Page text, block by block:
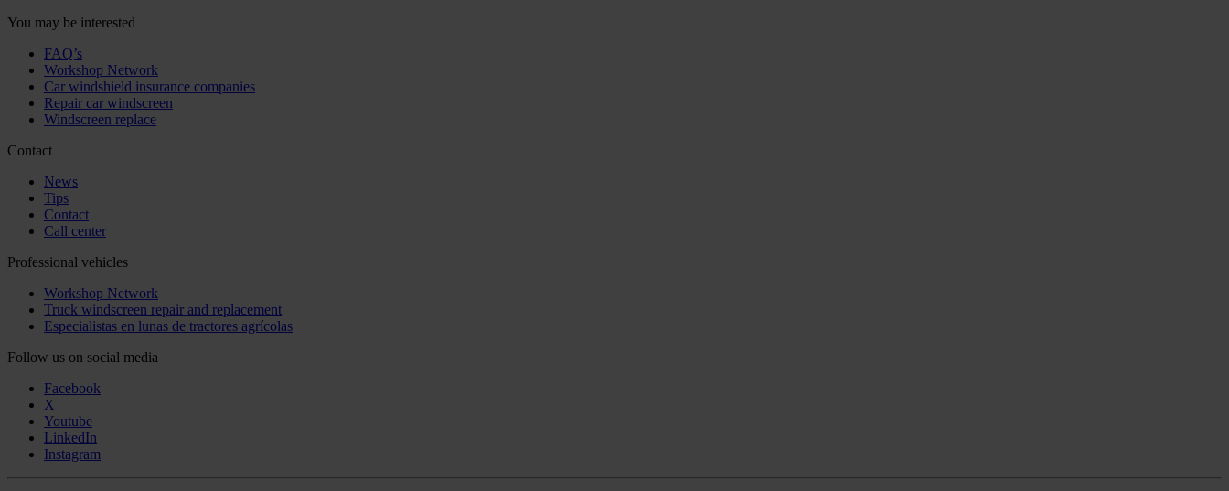
You may be interested
FAQ’s
Workshop Network
Car windshield insurance companies
Repair car windscreen
Windscreen replace
Contact
News
Tips
Contact
Call center
Professional vehicles
Workshop Network
Truck windscreen repair and replacement
Especialistas en lunas de tractores agrícolas
Follow us on social media
Facebook
X
Youtube
LinkedIn
Instagram